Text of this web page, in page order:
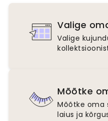
Valige
Valige
Mõõtke
Mõõtke oma
laius ja